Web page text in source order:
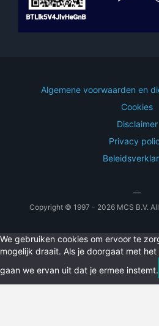
Algemene voorwaarden en
Cookies
Disclaimer
Privacy
—
Copyright © 1997 - 2026 MCS B.V.
We gebruiken cookies om ervoor te
mogelijk draait. Als je doorgaat met
gaan we ervan uit dat je ermee instemt.